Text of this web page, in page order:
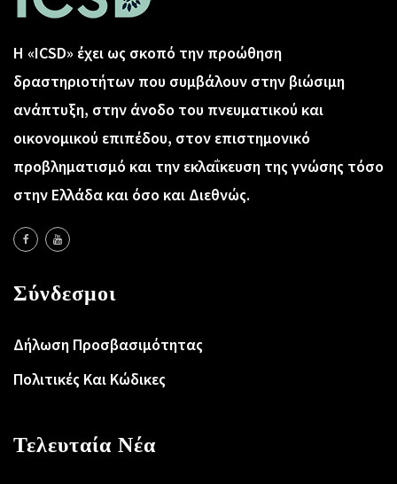
Η «ICSD» έχει ως σκοπό την προώθηση
δραστηριοτήτων που συμβάλουν στην βιώσιμη
ανάπτυξη, στην άνοδο του πνευματικού και
οικονομικού επιπέδου, στον επιστημονικό
προβληματισμό και την εκλαΐκευση της γνώσης τόσο
στην Ελλάδα και όσο και Διεθνώς.
Σύνδεσμοι
Δήλωση Προσβασιμότητας
Πολιτικές Και Κώδικες
Τελευταία Νέα